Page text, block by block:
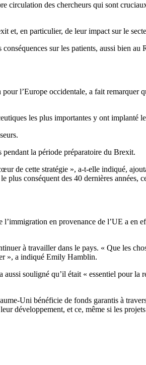
circulation des chercheurs qui sont
et, en particulier, de leur impact sur le
sur les patients, aussi bien au
l’Europe occidentale, a fait remarquer
les plus importantes y ont implanté
la période préparatoire du Brexit.
de cette stratégie », a-t-elle indiqué,
plus conséquent des 40 dernières années,
en provenance de l’UE a en
à travailler dans le pays. « Que les
», a indiqué Emily Hamblin.
souligné qu’il était « essentiel pour la
Uni bénéficie de fonds garantis à
développement, et ce, même si les